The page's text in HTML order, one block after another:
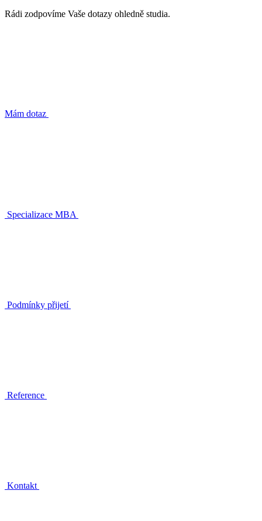
Rádi zodpovíme Vaše dotazy ohledně studia.
Mám dotaz
Specializace MBA
Podmínky přijetí
Reference
Kontakt